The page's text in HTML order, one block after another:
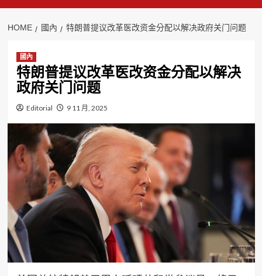
HOME 國內 特朗普提议改革医改资金分配以解决政府关门问题
國內
特朗普提议改革医改资金分配以解决
政府关门问题
Editorial 9 11 月, 2025